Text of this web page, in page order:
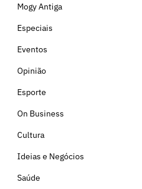
Mogy Antiga
Especiais
Eventos
Opinião
Esporte
On Business
Cultura
Ideias e Negócios
Saúde